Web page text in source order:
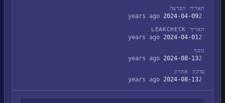
תאריך הפרצה
2024-04-09
תאריך LEAKCHECK
2024-04-01
נוסף
2024-08-13
עדכון אחרון
2024-08-13